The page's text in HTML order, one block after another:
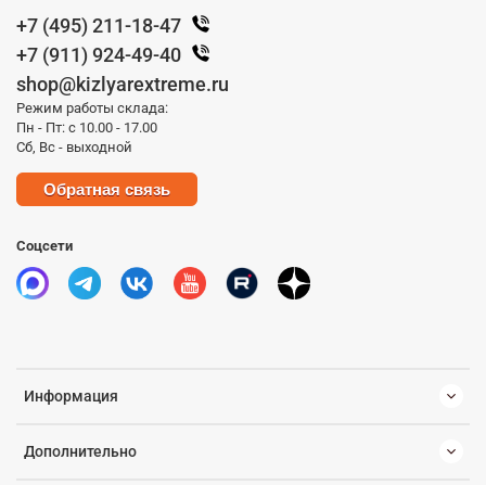
Информация
Дополнительно
+7 (495) 211-18-47
+7 (911) 924-49-40
shop@kizlyarextreme.ru
Режим работы склада:
Пн - Пт: с 10.00 - 17.00
Сб, Вс - выходной
Обратная связь
Соцсети